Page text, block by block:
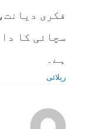
فکری
سچائی کا
ہے۔
رپلائی